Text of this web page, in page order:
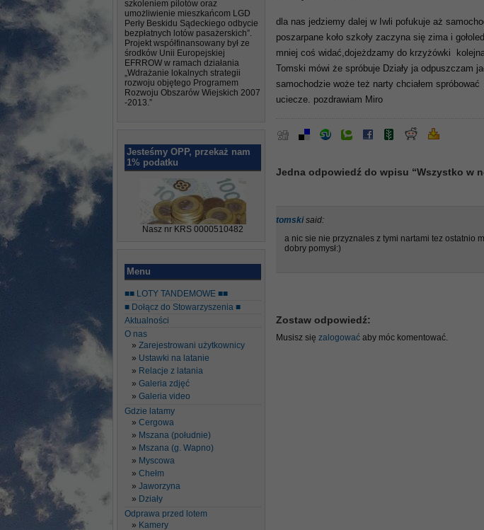
szkoleniem pilotów oraz
umożliwienie mieszkańcom LGD
Perły Beskidu Sądeckiego odbycie
bezpłatnych lotów pasażerskich”.
Projekt współfinansowany był ze
środków Unii Europejskiej
EFRROW w ramach działania
„Wdrażanie lokalnych strategii
rozwoju objętego Programem
Rozwoju Obszarów Wiejskich 2007
-2013.”
Jesteśmy OPP, przekaż nam
1% podatku
Nasz nr KRS 0000510482
Menu
■■ LOTY TANDEMOWE ■■
■ Dołącz do Stowarzyszenia ■
Aktualności
O nas
Zarejestrowani użytkownicy
Ustawki na latanie
Relacje z latania
Galeria zdjęć
Galeria video
Gdzie latamy
Cergowa
Mszana (południe)
Mszana (g. Wapno)
Myscowa
Chełm
Jaworzyna
Działy
Odprawa przed lotem
Kamery
dla nas jedziemy dalej w Iwli pofukuje aż
poszarpane koło szkoły zaczyna się zima i
mniej coś widać,dojeżdzamy do krzyżówki
Tomski mówi że spróbuje Działy ja odpuszczam
samochodzie woże też narty chciałem
uciecze. pozdrawiam Miro
Jedna odpowiedź do wpisu “Wszystko w
tomski said:
a nic sie nie przyznales z tymi nartami tez ostatnio
dobry pomysł:)
Zostaw odpowiedź:
Musisz się zalogować aby móc komentować.